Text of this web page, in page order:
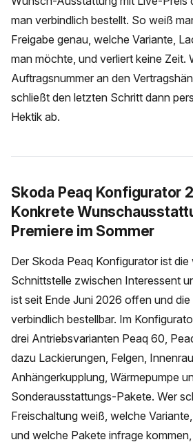
man verbindlich bestellt. So weiß
Freigabe genau, welche Variante,
man möchte, und verliert keine Zeit.
Auftragsnummer an den
schließt den letzten Schritt dann
Hektik ab.
Skoda Peaq Konfigurator
Konkrete
Premiere im Sommer
Der Skoda Peaq Konfigurator ist die
Schnittstelle zwischen Interessent
ist seit Ende Juni 2026 offen und
verbindlich bestellbar. Im
drei Antriebsvarianten Peaq 60,
dazu Lackierungen, Felgen,
Anhängerkupplung, Wärmepumpe
Sonderausstattungs-Pakete. Wer
Freischaltung weiß, welche
und welche Pakete infrage